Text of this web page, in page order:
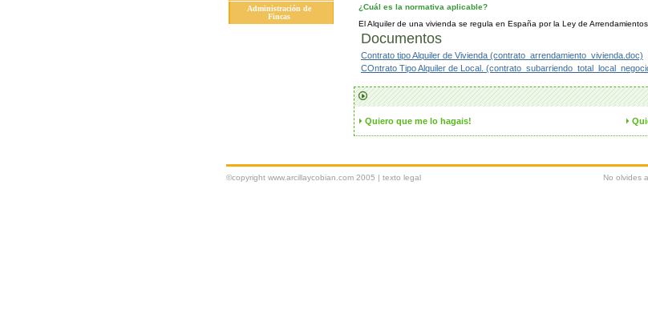
Administración de
Fincas
¿Cuál es la normativa aplicable?
El Alquiler de una vivienda se regula en España por la Ley de
Documentos
Contrato tipo Alquiler de Vivienda (contrato_arrendamiento_vivienda.doc)
COntrato Tipo Alquiler de Local.
Quiero que me lo hagais!
©copyright www.arcillaycobian.com 2005 | texto legal No olvides